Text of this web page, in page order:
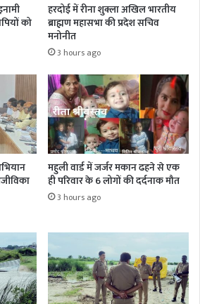
को
हरदोई में रीना शुक्ला अखिल भारतीय
ब्राह्मण महासभा की प्रदेश सचिव
मनोनीत
3 hours ago
महुली वार्ड में जर्जर मकान ढहने से एक
ही परिवार के 6 लोगों की दर्दनाक मौत
3 hours ago